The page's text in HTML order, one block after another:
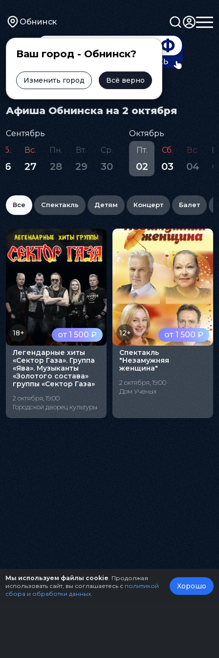
Обнинск
Ваш город - Обнинск?
Изменить город Всё верно
Главная Афиша
Афиша Обнинска на 2 октября
Сентябрь
Вс.
27
Пн.
28
Вт.
29
Ср.
30
Октябрь
Пт.
02
Сб.
03
Вс.
04
Все Спектакль Детям Концерт Балет
от 1 500 ₽
18+
Легендарные хиты
«Сектор Газа». Группа
«Ява». Музыканты
«Золотого состава»
группы «Сектор Газа»
2 октября, 19:00
Городской дворец культуры
от 1 500 ₽
12+
Спектакль
"Незамужняя
женщина"
2 октября, 19:00
Дом Ученых
Мы используем файлы cookie . Продолжая
использовать сайт, вы соглашаетесь с политикой
сбора и обработки данных
Хорошо